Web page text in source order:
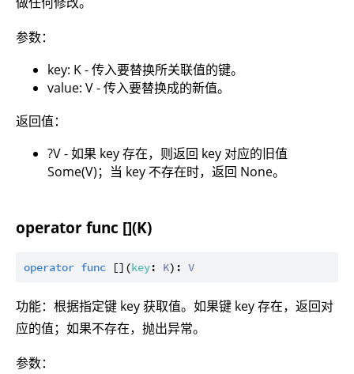
参数：
key: K - 传入要替换所关联值的键。
value: V - 传入要替换成的新值。
返回值：
?V - 如果 key 存在，则返回 key 对应的旧值
Some(V)；当 key 不存在时，返回 None。
operator func [](K)
operator func [](key: K): V
功能：根据指定键 key 获取值。如果键 key 存在，返回对
应的值；如果不存在，抛出异常。
参数：